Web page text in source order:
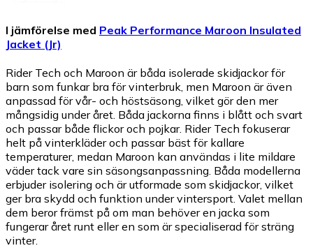
I jämförelse med Peak Performance Maroon Insulated
Jacket (Jr)
Rider Tech och Maroon är båda isolerade skidjackor för
barn som funkar bra för vinterbruk, men Maroon är även
anpassad för vår- och höstsäsong, vilket gör den mer
mångsidig under året. Båda jackorna finns i blått och svart
och passar både flickor och pojkar. Rider Tech fokuserar
helt på vinterkläder och passar bäst för kallare
temperaturer, medan Maroon kan användas i lite mildare
väder tack vare sin säsongsanpassning. Båda modellerna
erbjuder isolering och är utformade som skidjackor, vilket
ger bra skydd och funktion under vintersport. Valet mellan
dem beror främst på om man behöver en jacka som
fungerar året runt eller en som är specialiserad för sträng
vinter.